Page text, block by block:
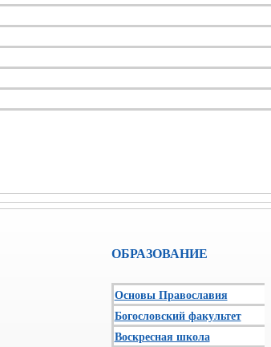
ОБРАЗОВАНИЕ
Основы Православия
Богословский факультет
Воскресная школа